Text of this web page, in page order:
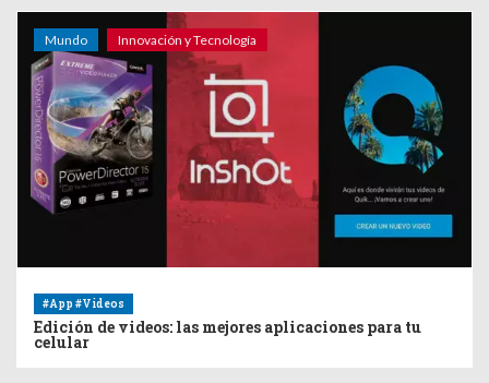
Mundo Innovación y Tecnología
#App #Videos
Edición de videos: las mejores aplicaciones para tu
celular